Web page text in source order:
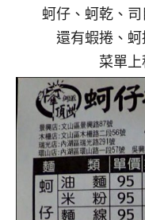
蚵仔、蚵乾、
還有蝦捲、
菜單